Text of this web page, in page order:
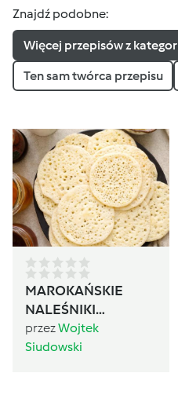
Znajdź podobne:
Więcej przepisów z
Ten sam twórca przepisu
MAROKAŃSKIE
NALEŚNIKI
BAGHRIR
przezWojtek
Siudowski